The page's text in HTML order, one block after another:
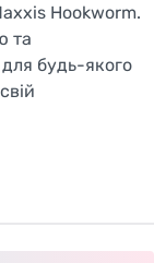
Hookworm.
та
будь-якого